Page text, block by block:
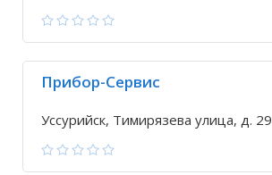
Прибор-Сервис
Уссурийск, Тимирязева улица, д. 29